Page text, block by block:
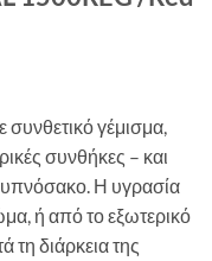
γέμισμα,
συνθήκες – και
υπνόσακο. Η υγρασία
ή από το εξωτερικό
διάρκεια της